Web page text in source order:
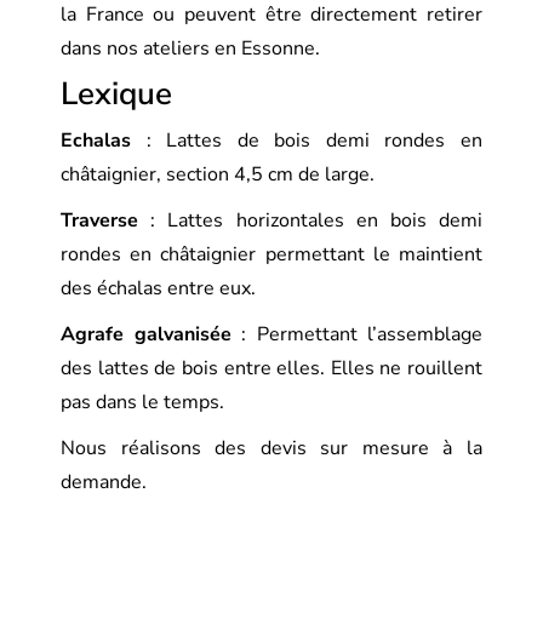
la France ou peuvent être directement retirer
dans nos ateliers en Essonne.
Lexique
Echalas : Lattes de bois demi rondes en
châtaignier, section 4,5 cm de large.
Traverse : Lattes horizontales en bois demi
rondes en châtaignier permettant le maintient
des échalas entre eux.
Agrafe galvanisée : Permettant l’assemblage
des lattes de bois entre elles. Elles ne rouillent
pas dans le temps.
Nous réalisons des devis sur mesure à la
demande.